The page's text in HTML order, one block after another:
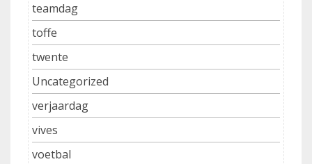
teamdag
toffe
twente
Uncategorized
verjaardag
vives
voetbal